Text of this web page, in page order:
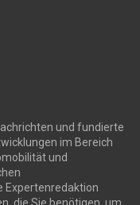
und fundierte
im Bereich
und
Expertenredaktion